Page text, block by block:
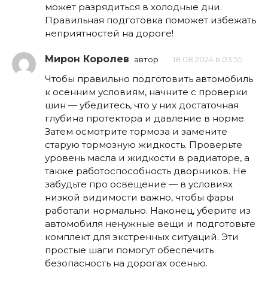
может разрядиться в холодные дни.
Правильная подготовка поможет избежать
неприятностей на дороге!
Мирон Королев автор 18.08.2024 в 03:55
Чтобы правильно подготовить автомобиль
к осенним условиям, начните с проверки
шин — убедитесь, что у них достаточная
глубина протектора и давление в норме.
Затем осмотрите тормоза и замените
старую тормозную жидкость. Проверьте
уровень масла и жидкости в радиаторе, а
также работоспособность дворников. Не
забудьте про освещение — в условиях
низкой видимости важно, чтобы фары
работали нормально. Наконец, уберите из
автомобиля ненужные вещи и подготовьте
комплект для экстренных ситуаций. Эти
простые шаги помогут обеспечить
безопасность на дорогах осенью.